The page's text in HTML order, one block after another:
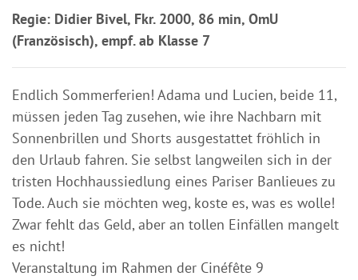
Regie: Didier Bivel, Fkr. 2000, 86 min, OmU
(Französisch), empf. ab Klasse 7
Endlich Sommerferien! Adama und Lucien, beide 11,
müssen jeden Tag zusehen, wie ihre Nachbarn mit
Sonnenbrillen und Shorts ausgestattet fröhlich in
den Urlaub fahren. Sie selbst langweilen sich in der
tristen Hochhaussiedlung eines Pariser Banlieues zu
Tode. Auch sie möchten weg, koste es, was es wolle!
Zwar fehlt das Geld, aber an tollen Einfällen mangelt
es nicht!
Veranstaltung im Rahmen der Cinéfête 9